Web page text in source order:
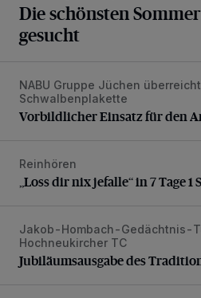
Die schönsten
gesucht
Vorbildlicher Einsatz für den
NABU Gruppe Jüchen
Schwalbenplakette
Vorbildlicher Einsatz für den
„Loss dir nix jefalle“ in 7 Tage 1
Reinhören
„Loss dir nix jefalle“ in 7 Tage 1
Jubiläumsausgabe des
Jakob-Hombach-Gedächtnis-
Hochneukircher TC
Jubiläumsausgabe des